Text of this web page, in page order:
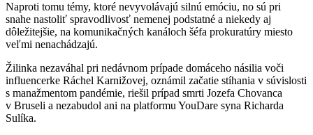
Naproti tomu témy, ktoré nevyvolávajú silnú emóciu, no sú pri
snahe nastoliť spravodlivosť nemenej podstatné a niekedy aj
dôležitejšie, na komunikačných kanáloch šéfa prokuratúry miesto
veľmi nenachádzajú.
Žilinka nezaváhal pri nedávnom prípade domáceho násilia voči
influencerke Ráchel Karnižovej, oznámil začatie stíhania v súvislosti
s manažmentom pandémie, riešil prípad smrti Jozefa Chovanca
v Bruseli a nezabudol ani na platformu YouDare syna Richarda
Sulíka.